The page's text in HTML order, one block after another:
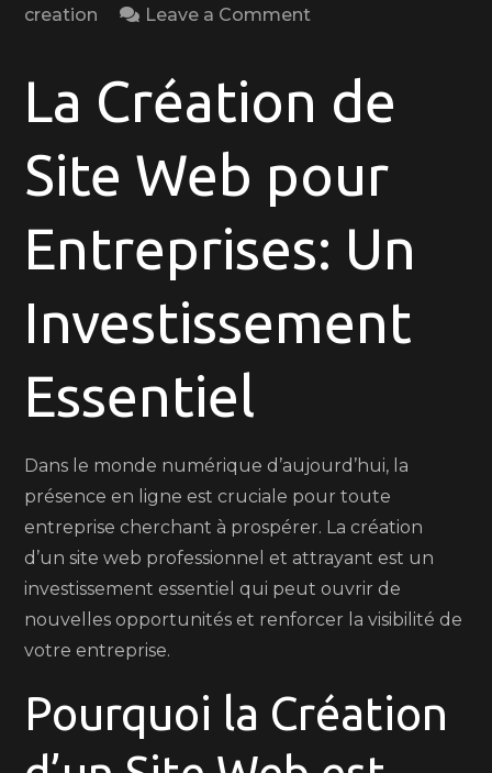
creation
Leave a Comment
Création
de
Web
pour
Entreprises:
Un
Incontournable
La Création de
Site Web pour
Entreprises: Un
Investissement
Essentiel
Dans le monde numérique d’aujourd’hui, la
présence en ligne est cruciale pour toute
entreprise cherchant à prospérer. La création
d’un site web professionnel et attrayant est un
investissement essentiel qui peut ouvrir de
nouvelles opportunités et renforcer la visibilité de
votre entreprise.
Pourquoi la Création